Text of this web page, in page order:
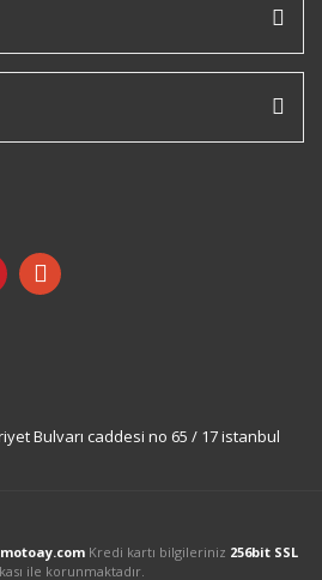
Bulvarı caddesi no 65 / 17 istanbul
Kredi kartı bilgileriniz 256bit SSL
ile korunmaktadır.